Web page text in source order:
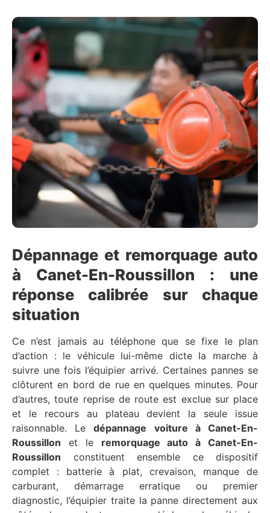
Dépannage et remorquage auto
à Canet-En-Roussillon : une
réponse calibrée sur chaque
situation
Ce n’est jamais au téléphone que se fixe le plan
d’action : le véhicule lui-même dicte la marche à
suivre une fois l’équipier arrivé. Certaines pannes se
clôturent en bord de rue en quelques minutes. Pour
d’autres, toute reprise de route est exclue sur place
et le recours au plateau devient la seule issue
raisonnable. Ledépannage voiture à Canet-En-
Roussillon et le remorquage auto à Canet-En-
Roussillon constituent ensemble ce dispositif
complet : batterie à plat, crevaison, manque de
carburant, démarrage erratique ou premier
diagnostic, l’équipier traite la panne directement aux